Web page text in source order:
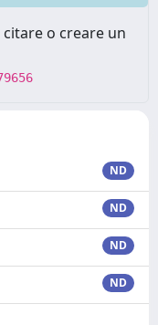
o creare un
ND
ND
ND
ND